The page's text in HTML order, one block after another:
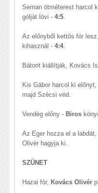
Seman ötméterest harcol
gólját lövi - 4:5
Az előnyből kettős fór
kihasznál - 4:4.
Bátorit kiállítják, Kovács
Kis Gábor harcol ki
majd Szécsi véd.
Vendég előny - Biros
Az Eger hozza el a
Olivér hagyja ki.
SZÜNET
Hazai fór, Kovács Olivér